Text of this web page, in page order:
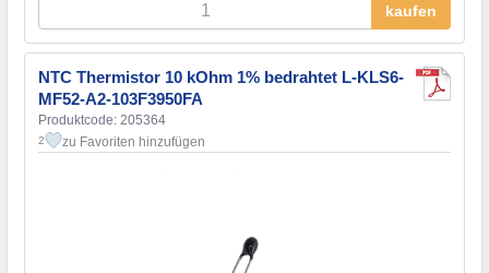
kaufen
NTC Thermistor 10 kOhm 1% bedrahtet L-KLS6-
MF52-A2-103F3950FA
Produktcode: 205364
2 zu Favoriten hinzufügen